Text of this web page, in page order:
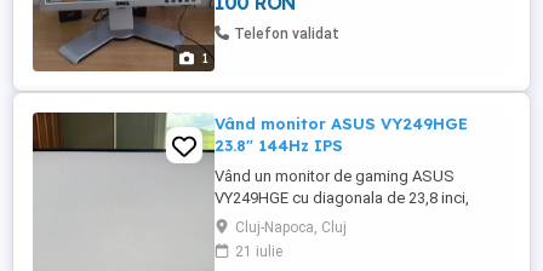
1
livrare in cluj.
Telefon validat
Vând monitor ASUS VY249HGE
23.8" 144Hz IPS
Vând un monitor de gaming ASUS
VY249HGE cu diagonala de 23,8 inci,
frecvență de reîmprospătare de 144 Hz și
panou IPS În stare excelentă, a fost folosit
cu grijă. Set complet (cutie, cabluri).
Cluj-Napoca, Cluj
21 iulie